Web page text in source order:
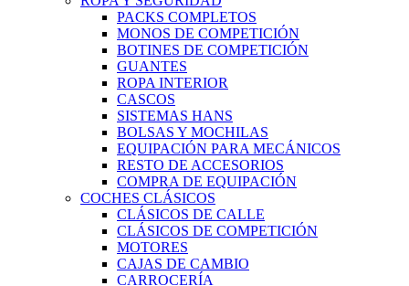
PACKS COMPLETOS
MONOS DE COMPETICIÓN
BOTINES DE COMPETICIÓN
GUANTES
ROPA INTERIOR
CASCOS
SISTEMAS HANS
BOLSAS Y MOCHILAS
EQUIPACIÓN PARA MECÁNICOS
RESTO DE ACCESORIOS
COMPRA DE EQUIPACIÓN
COCHES CLÁSICOS
CLÁSICOS DE CALLE
CLÁSICOS DE COMPETICIÓN
MOTORES
CAJAS DE CAMBIO
CARROCERÍA